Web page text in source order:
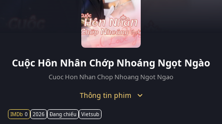
Cuộc Hôn Nhân Chớp Nhoáng Ngọt Ngào
Cuoc Hon Nhan Chop Nhoang Ngot Ngao
Thông tin phim
0 2026 Đang chiếu Vietsub